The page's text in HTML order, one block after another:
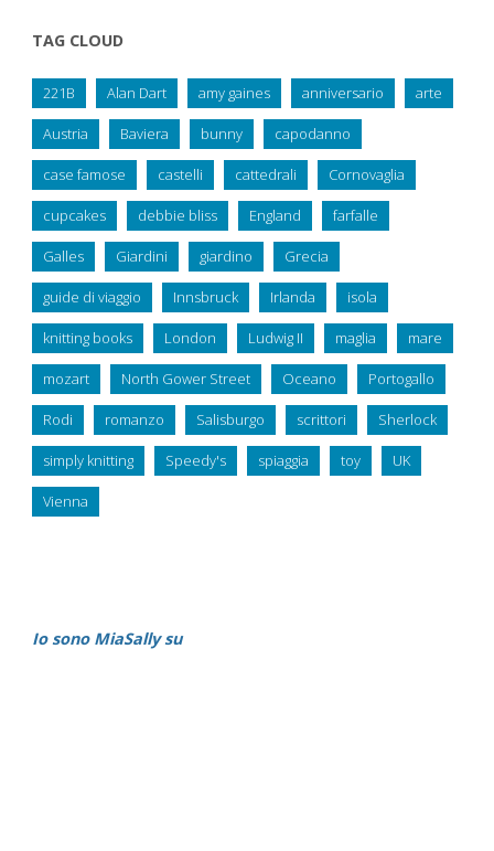
TAG CLOUD
221B Alan Dart amy gaines anniversario arte
Austria Baviera bunny capodanno
case famose castelli cattedrali Cornovaglia
cupcakes debbie bliss England farfalle
Galles Giardini giardino Grecia
guide di viaggio Innsbruck Irlanda isola
knitting books London Ludwig II maglia mare
mozart North Gower Street Oceano Portogallo
Rodi romanzo Salisburgo scrittori Sherlock
simply knitting Speedy's spiaggia toy UK
Vienna
Io sono MiaSally su